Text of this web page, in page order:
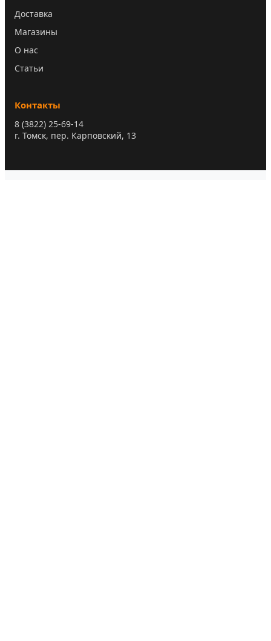
Доставка
Магазины
О нас
Статьи
Контакты
8 (3822) 25-69-14
г. Томск, пер. Карповский, 13